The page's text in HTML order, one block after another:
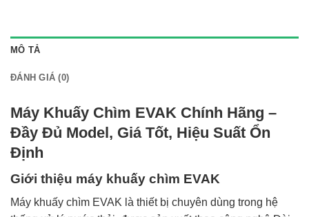
MÔ TẢ
ĐÁNH GIÁ (0)
Máy Khuấy Chìm EVAK Chính Hãng –
Đầy Đủ Model, Giá Tốt, Hiệu Suất Ổn
Định
Giới thiệu máy khuấy chìm EVAK
Máy khuấy chìm EVAK là thiết bị chuyên dùng trong hệ